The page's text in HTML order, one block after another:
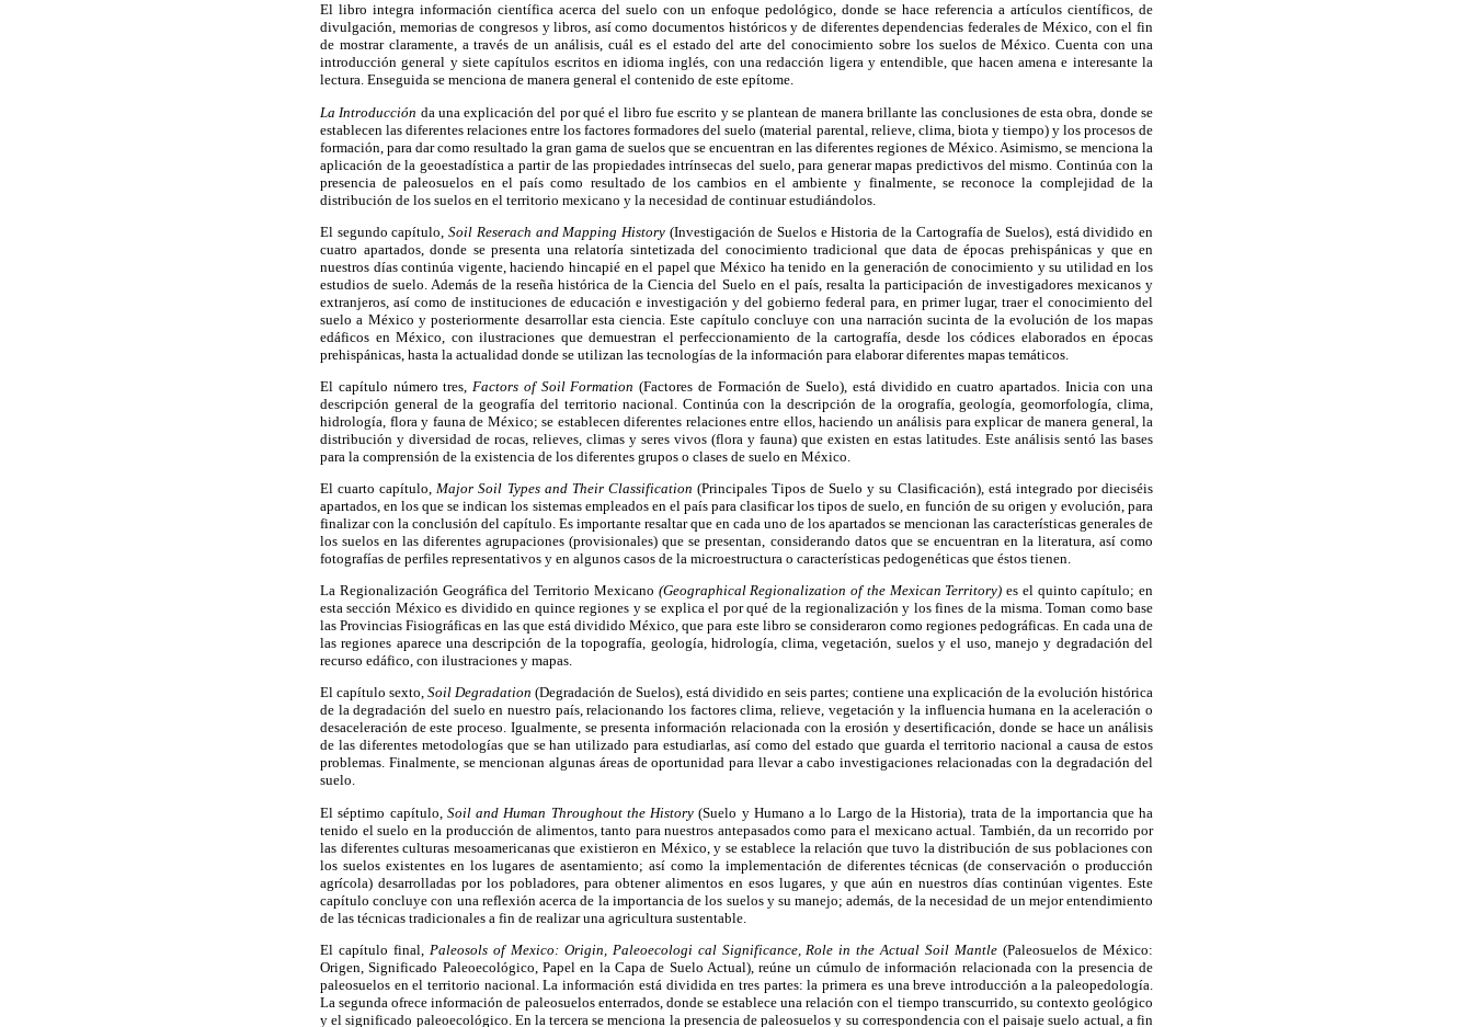
El libro integra información científica acerca del suelo con un enfoque pedológico, donde se hace referencia a artículos científicos, de
divulgación, memorias de congresos y libros, así como documentos históricos y de diferentes dependencias federales de México, con el fin
de mostrar claramente, a través de un análisis, cuál es el estado del arte del conocimiento sobre los suelos de México. Cuenta con una
introducción general y siete capítulos escritos en idioma inglés, con una redacción ligera y entendible, que hacen amena e interesante la
lectura. Enseguida se menciona de manera general el contenido de este epítome.
La Introducción da una explicación del por qué el libro fue escrito y se plantean de manera brillante las conclusiones de esta obra, donde se
establecen las diferentes relaciones entre los factores formadores del suelo (material parental, relieve, clima, biota y tiempo) y los procesos de
formación, para dar como resultado la gran gama de suelos que se encuentran en las diferentes regiones de México. Asimismo, se menciona la
aplicación de la geoestadística a partir de las propiedades intrínsecas del suelo, para generar mapas predictivos del mismo. Continúa con la
presencia de paleosuelos en el país como resultado de los cambios en el ambiente y finalmente, se reconoce la complejidad de la
distribución de los suelos en el territorio mexicano y la necesidad de continuar estudiándolos.
El segundo capítulo,Soil Reserach and Mapping History(Investigación de Suelos e Historia de la Cartografía de Suelos), está dividido en
cuatro apartados, donde se presenta una relatoría sintetizada del conocimiento tradicional que data de épocas prehispánicas y que en
nuestros días continúa vigente, haciendo hincapié en el papel que México ha tenido en la generación de conocimiento y su utilidad en los
estudios de suelo. Además de la reseña histórica de la Ciencia del Suelo en el país, resalta la participación de investigadores mexicanos y
extranjeros, así como de instituciones de educación e investigación y del gobierno federal para, en primer lugar, traer el conocimiento del
suelo a México y posteriormente desarrollar esta ciencia. Este capítulo concluye con una narración sucinta de la evolución de los mapas
edáficos en México, con ilustraciones que demuestran el perfeccionamiento de la cartografía, desde los códices elaborados en épocas
prehispánicas, hasta la actualidad donde se utilizan las tecnologías de la información para elaborar diferentes mapas temáticos.
El capítulo número tres, Factors of Soil Formation (Factores de Formación de Suelo), está dividido en cuatro apartados. Inicia con una
descripción general de la geografía del territorio nacional. Continúa con la descripción de la orografía, geología, geomorfología, clima,
hidrología, flora y fauna de México; se establecen diferentes relaciones entre ellos, haciendo un análisis para explicar de manera general, la
distribución y diversidad de rocas, relieves, climas y seres vivos (flora y fauna) que existen en estas latitudes. Este análisis sentó las bases
para la comprensión de la existencia de los diferentes grupos o clases de suelo en México.
El cuarto capítulo,Major Soil Types and Their Classification (Principales Tipos de Suelo y su Clasificación), está integrado por dieciséis
apartados, en los que se indican los sistemas empleados en el país para clasificar los tipos de suelo, en función de su origen y evolución, para
finalizar con la conclusión del capítulo. Es importante resaltar que en cada uno de los apartados se mencionan las características generales de
los suelos en las diferentes agrupaciones (provisionales) que se presentan, considerando datos que se encuentran en la literatura, así como
fotografías de perfiles representativos y en algunos casos de la microestructura o características pedogenéticas que éstos tienen.
La Regionalización Geográfica del Territorio Mexicano (Geographical Regionalization of the Mexican Territory) es el quinto capítulo; en
esta sección México es dividido en quince regiones y se explica el por qué de la regionalización y los fines de la misma. Toman como base
las Provincias Fisiográficas en las que está dividido México, que para este libro se consideraron como regiones pedográficas. En cada una de
las regiones aparece una descripción de la topografía, geología, hidrología, clima, vegetación, suelos y el uso, manejo y degradación del
recurso edáfico, con ilustraciones y mapas.
El capítulo sexto, Soil Degradation (Degradación de Suelos), está dividido en seis partes; contiene una explicación de la evolución histórica
de la degradación del suelo en nuestro país, relacionando los factores clima, relieve, vegetación y la influencia humana en la aceleración o
desaceleración de este proceso. Igualmente, se presenta información relacionada con la erosión y desertificación, donde se hace un análisis
de las diferentes metodologías que se han utilizado para estudiarlas, así como del estado que guarda el territorio nacional a causa de estos
problemas. Finalmente, se mencionan algunas áreas de oportunidad para llevar a cabo investigaciones relacionadas con la degradación del
suelo.
El séptimo capítulo, Soil and Human Throughout the History (Suelo y Humano a lo Largo de la Historia), trata de la importancia que ha
tenido el suelo en la producción de alimentos, tanto para nuestros antepasados como para el mexicano actual. También, da un recorrido por
las diferentes culturas mesoamericanas que existieron en México, y se establece la relación que tuvo la distribución de sus poblaciones con
los suelos existentes en los lugares de asentamiento; así como la implementación de diferentes técnicas (de conservación o producción
agrícola) desarrolladas por los pobladores, para obtener alimentos en esos lugares, y que aún en nuestros días continúan vigentes. Este
capítulo concluye con una reflexión acerca de la importancia de los suelos y su manejo; además, de la necesidad de un mejor entendimiento
de las técnicas tradicionales a fin de realizar una agricultura sustentable.
El capítulo final, Paleosols of Mexico: Origin, Paleoecologi cal Significance, Role in the Actual Soil Mantle (Paleosuelos de México:
Origen, Significado Paleoecológico, Papel en la Capa de Suelo Actual), reúne un cúmulo de información relacionada con la presencia de
paleosuelos en el territorio nacional. La información está dividida en tres partes: la primera es una breve introducción a la paleopedología.
La segunda ofrece información de paleosuelos enterrados, donde se establece una relación con el tiempo transcurrido, su contexto geológico
y el significado paleoecológico. En la tercera se menciona la presencia de paleosuelos y su correspondencia con el paisaje suelo actual, a fin